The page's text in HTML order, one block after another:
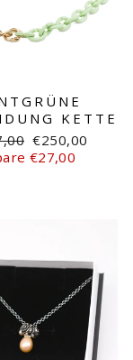
KETTE
Sonderpreis
€250,00
€27,00